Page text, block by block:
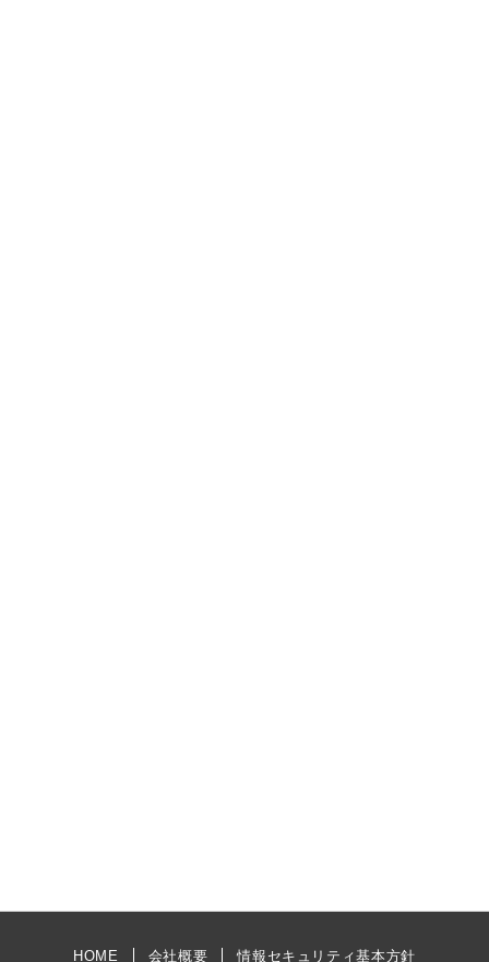
HOME 会社概要 情報セキュリティ基本方針